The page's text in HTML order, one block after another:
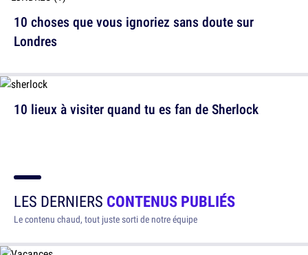
10 lieux à visiter quand tu es fan de Sherlock
10 choses que vous ignoriez sans doute sur
Londres
LES DERNIERS CONTENUS PUBLIÉS
Le contenu chaud, tout juste sorti de notre équipe